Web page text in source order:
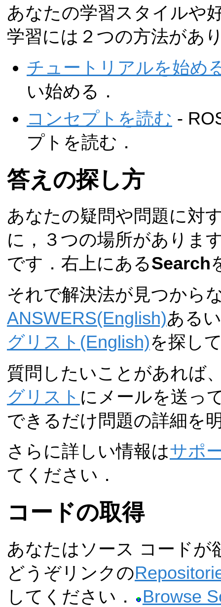
あなたの学習スタイルや
学習には２つの方法があ
チュートリアルを始め
い始める．
コンセプトを読む -
プトを読む．
答えの探し方
あなたの疑問や問題に対
に，３つの場所がありま
です．右上にあるSearch
それで解決法が見つから
ANSWERS(English)ある
グリスト(English)を探し
質問したいことがあれば
グリスト にメールを送っ
できるだけ問題の詳細を
さらに詳しい情報はサポ
てください．
コードの取得
あなたはソース コードが
どうぞリンクの
してください．
Browse